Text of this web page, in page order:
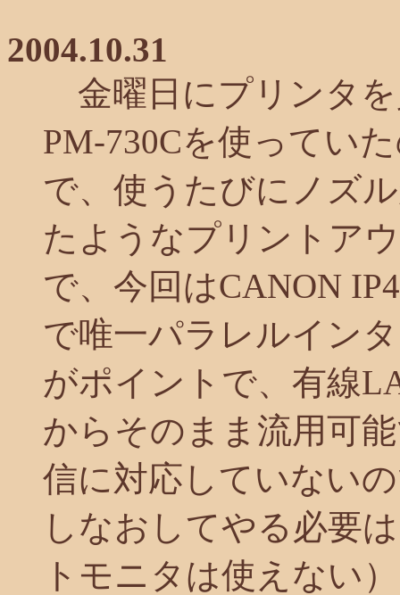
2004.10.31
金曜日にプリンタを
PM-730Cを使ってい
で、使うたびにノズ
たようなプリントア
で、今回はCANON
で唯一パラレルイン
がポイントで、有線
からそのまま流用可
信に対応していない
しなおしてやる必要
トモニタは使えない